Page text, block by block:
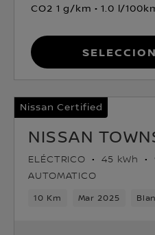
CO2 1 g/km 1.0 l/
Nissan Certified
NISSAN
ELÉCTRICO 45 kWh
AUTOMATICO
10 Km Mar 2025